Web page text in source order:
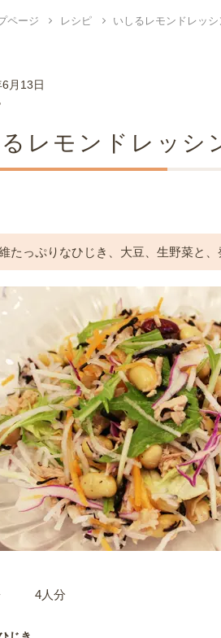
ページ レシピ いしるレモンドレッ
月13日
レモンドレッシ
たっぷりなひじき、大豆、生野菜と
4人分